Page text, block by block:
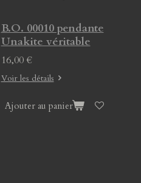
B.O. 00010 pendante
Unakite véritable
16,00 €
Voir les détails
Ajouter au panier